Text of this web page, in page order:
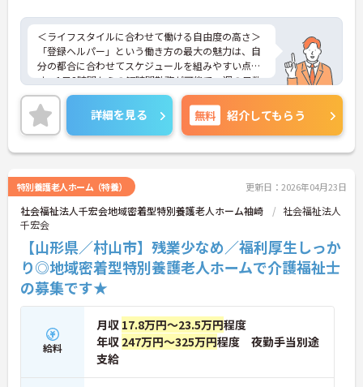
＜ライフスタイルに合わせて働ける自由度の高さ＞
「登録ヘルパー」という働き方の最大の魅力は、自
分の都合に合わせてスケジュールを組みやすい点で
す。1日3時間からの短時間勤務が可能で、週の日数
や時間帯も相談できます。お子様の学校行事やご家
族の予定を優先したい主婦（夫）の方や、扶養内で
無理なく働きたい方にぴったりです。空いた時間を
有効活用して、プライベートと仕事を両立できる環
境が整っています。
チベーション高く働けるよう、給与面でのメリット
が充実しています。身体介護と生活援助が同じ時給
設定になっているため、業務内容によって時給が下
がる心配がありません。また、日曜・祝日や早朝・
夜間の勤務には時給アップの手当がつきます。さら
に、急な予定変更があった場合でも「キャンセル手
当（職務時給の60％）」が支給されるため、安心し
て収入を得ることができます。
詳細を見る 無料 紹介してもらう
特別養護老人ホーム（特養） 更新日：2026年04月23日
社会福祉法人千宏会地域密着型特別養護老人ホーム袖崎
社会福祉法人
千宏会
【山形県／村山市】残業少なめ／福利厚生しっか
り◎地域密着型特別養護老人ホームで介護福祉士
の募集です★
給料
月収 17.8万円～23.5万円程度
年収 247万円～325万円程度 夜勤手当別途
支給